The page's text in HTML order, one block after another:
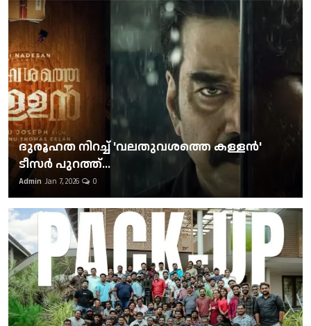
ദുരൂഹത നിറച്ച് 'വലതുവശത്തെ കള്ളന്‍'
ടീസര്‍ പുറത്ത്...
Admin Jan 7, 2026 0